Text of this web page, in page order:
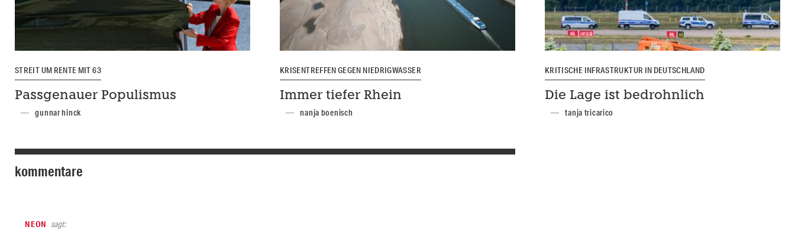
STREIT UM RENTE MIT 63
Passgenauer Populismus
gunnar hinck
KRISENTREFFEN GEGEN NIEDRIGWASSER
Immer tiefer Rhein
nanja boenisch
KRITISCHE INFRASTRUKTUR IN DEUTSCHLAND
Die Lage ist bedrohnlich
tanja tricarico
kommentare
NEON sagt: